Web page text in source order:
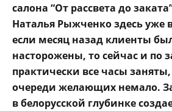
салона “От рассвета до
Наталья Рыжченко здесь уже
если месяц назад клиенты
насторожены, то сейчас и по
практически все часы
очереди желающих немало.
в белорусской глубинке